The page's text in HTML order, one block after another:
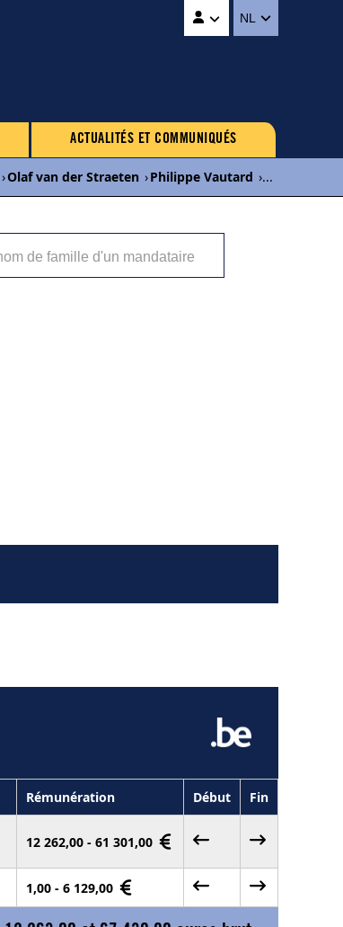
NL
ACTUALITÉS ET COMMUNIQUÉS
›Olaf van der Straeten ›Philippe Vautard ›...
Rémunération Début Fin
12 262,00 - 61 301,00
1,00 - 6 129,00